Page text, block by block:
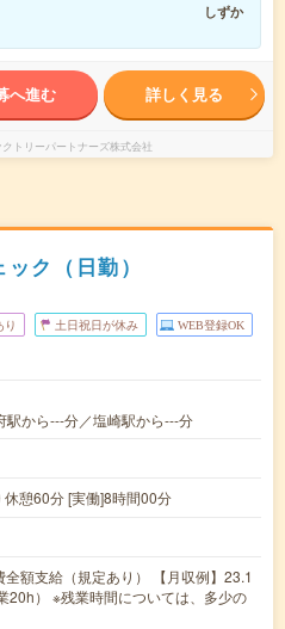
しずか
へ進む 詳しく見る
トリーパートナーズ株式会社
ク（日勤）
り 土日祝日が休み WEB登録OK
駅から---分／塩崎駅から---分
休憩60分 [実働]8時間00分
額支給（規定あり） 【月収例】23.1
20h） ※残業時間については、多少の